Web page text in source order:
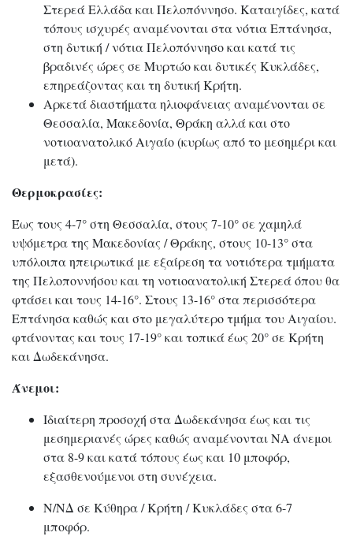
Στερεά Ελλάδα και Πελοπόννησο. Καταιγίδες, κατά
τόπους ισχυρές αναμένονται στα νότια Επτάνησα,
στη δυτική / νότια Πελοπόννησο και κατά τις
βραδινές ώρες σε Μυρτώο και δυτικές Κυκλάδες,
επηρεάζοντας και τη δυτική Κρήτη.
Αρκετά διαστήματα ηλιοφάνειας αναμένονται σε
Θεσσαλία, Μακεδονία, Θράκη αλλά και στο
νοτιοανατολικό Αιγαίο (κυρίως από το μεσημέρι και
μετά).
Θερμοκρασίες:
Έως τους 4-7° στη Θεσσαλία, στους 7-10° σε χαμηλά
υψόμετρα της Μακεδονίας / Θράκης, στους 10-13° στα
υπόλοιπα ηπειρωτικά με εξαίρεση τα νοτιότερα τμήματα
της Πελοποννήσου και τη νοτιοανατολική Στερεά όπου θα
φτάσει και τους 14-16°. Στους 13-16° στα περισσότερα
Επτάνησα καθώς και στο μεγαλύτερο τμήμα του Αιγαίου.
φτάνοντας και τους 17-19° και τοπικά έως 20° σε Κρήτη
και Δωδεκάνησα.
Άνεμοι:
Ιδιαίτερη προσοχή στα Δωδεκάνησα έως και τις
μεσημεριανές ώρες καθώς αναμένονται ΝΑ άνεμοι
στα 8-9 και κατά τόπους έως και 10 μποφόρ,
εξασθενούμενοι στη συνέχεια.
Ν/ΝΔ σε Κύθηρα / Κρήτη / Κυκλάδες στα 6-7
μποφόρ.